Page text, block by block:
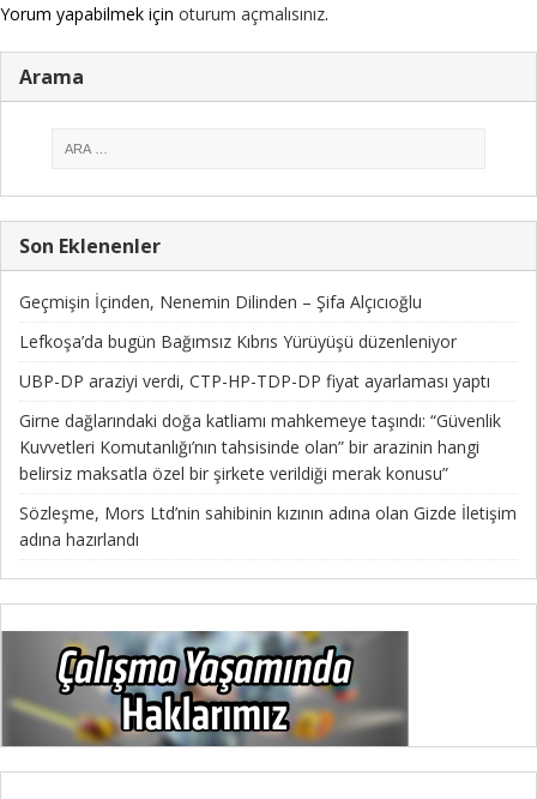
Yorum yapabilmek için oturum açmalısınız.
Arama
Son Eklenenler
Geçmişin İçinden, Nenemin Dilinden – Şifa Alçıcıoğlu
Lefkoşa’da bugün Bağımsız Kıbrıs Yürüyüşü düzenleniyor
UBP-DP araziyi verdi, CTP-HP-TDP-DP fiyat ayarlaması yaptı
Girne dağlarındaki doğa katliamı mahkemeye taşındı: “Güvenlik
Kuvvetleri Komutanlığı’nın tahsisinde olan” bir arazinin hangi
belirsiz maksatla özel bir şirkete verildiği merak konusu”
Sözleşme, Mors Ltd’nin sahibinin kızının adına olan Gizde İletişim
adına hazırlandı